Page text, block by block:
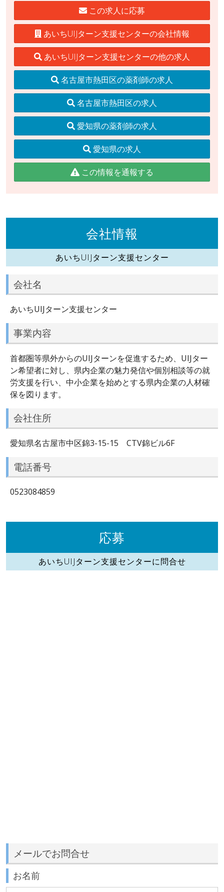
この求人に応募
あいちUIJターン支援センターの会社情報
あいちUIJターン支援センターの他の求人
名古屋市熱田区の薬剤師の求人
名古屋市熱田区の求人
愛知県の薬剤師の求人
愛知県の求人
この情報を通報する
会社情報
あいちUIJターン支援センター
会社名
あいちUIJターン支援センター
事業内容
首都圏等県外からのUIJターンを促進するため、UIJター
ン希望者に対し、県内企業の魅力発信や個別相談等の就
労支援を行い、中小企業を始めとする県内企業の人材確
保を図ります。
会社住所
愛知県名古屋市中区錦3-15-15 CTV錦ビル6F
電話番号
0523084859
応募
あいちUIJターン支援センターに問合せ
メールでお問合せ
お名前